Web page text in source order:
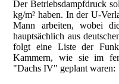
Der Betriebsdampfdruck
kg/m² haben. In der U-
Mann arbeiten, wobei
hauptsächlich aus
folgt eine Liste der
Kammern, wie sie im
"Dachs IV" geplant waren: